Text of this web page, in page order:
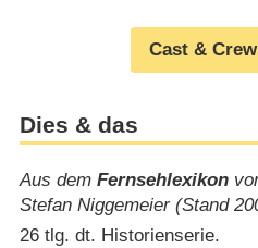
Cast &
Dies & das
Aus dem Fernsehlexikon
Stefan Niggemeier (Stand
26 tlg. dt. Historienserie.